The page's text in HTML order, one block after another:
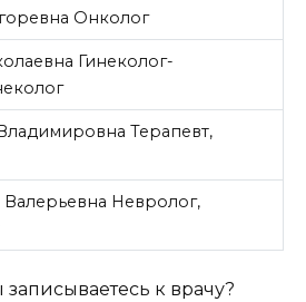
Онколог
Гинеколог-
Терапевт,
Невролог,
к врачу?